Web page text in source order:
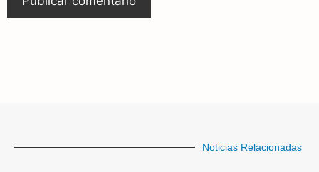
Noticias Relacionadas